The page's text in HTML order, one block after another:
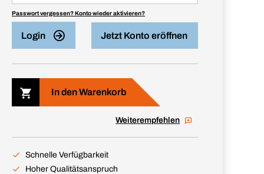
Passwort vergessen? Konto wieder aktivieren?
Login Jetzt Konto eröffnen
In den Warenkorb
Weiterempfehlen
Schnelle Verfügbarkeit
Hoher Qualitätsanspruch